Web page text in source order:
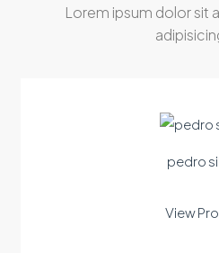
Lorem ipsum dolor sit
pedro
View